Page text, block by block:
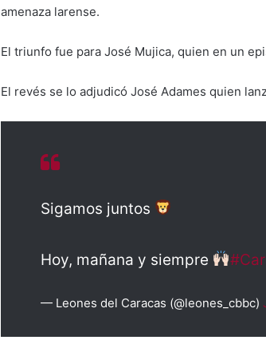
amenaza larense.
El triunfo fue para José Mujica, quien en un
El revés se lo adjudicó José Adames quien
Sigamos juntos
Hoy, mañana y siempre
— Leones del Caracas (@leones_cbbc)